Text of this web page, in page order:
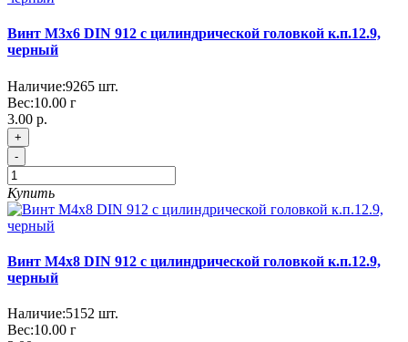
Винт М3x6 DIN 912 с цилиндрической головкой к.п.12.9,
черный
Наличие:9265 шт.
Вес:10.00 г
3.00 р.
+
-
Купить
Винт М4x8 DIN 912 с цилиндрической головкой к.п.12.9,
черный
Наличие:5152 шт.
Вес:10.00 г